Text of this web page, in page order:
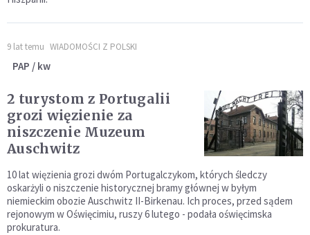
9 lat temu WIADOMOŚCI Z POLSKI
PAP / kw
2 turystom z Portugalii
grozi więzienie za
niszczenie Muzeum
Auschwitz
10 lat więzienia grozi dwóm Portugalczykom, których śledczy
oskarżyli o niszczenie historycznej bramy głównej w byłym
niemieckim obozie Auschwitz II-Birkenau. Ich proces, przed sądem
rejonowym w Oświęcimiu, ruszy 6 lutego - podała oświęcimska
prokuratura.